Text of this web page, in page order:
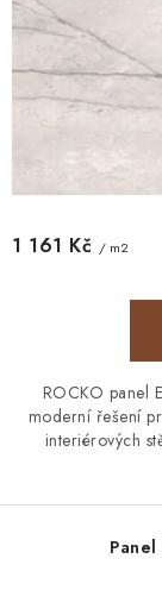
1 161 Kč / m2
ROCKO panel
moderní řešení
interiérových